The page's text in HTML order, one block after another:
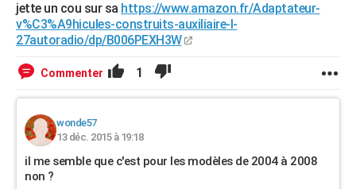
jette un cou sur sa https://www.amazon.fr/Adaptateur-
v%C3%A9hicules-construits-auxiliaire-l-
27autoradio/dp/B006PEXH3W
Commenter 1
wonde57
13 déc. 2015 à 19:18
il me semble que c'est pour les modèles de 2004 à 2008
non ?